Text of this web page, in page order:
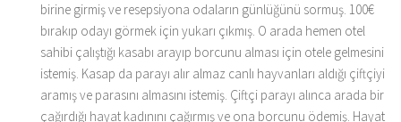
birine girmiş ve resepsiyona odaların günlüğünü sormuş. 100€
bırakıp odayı görmek için yukarı çıkmış. O arada hemen otel
sahibi çalıştığı kasabı arayıp borcunu alması için otele gelmesini
istemiş. Kasap da parayı alır almaz canlı hayvanları aldığı çiftçiyi
aramış ve parasını almasını istemiş. Çiftçi parayı alınca arada bir
çağırdığı hayat kadınını çağırmış ve ona borcunu ödemiş. Hayat